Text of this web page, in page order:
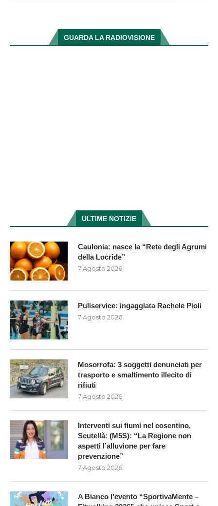
GUARDA LA RADIOVISIONE
ULTIME NOTIZIE
Caulonia: nasce la “Rete degli Agrumi
della Locride”
7 Agosto 2026
Puliservice: ingaggiata Rachele Pioli
7 Agosto 2026
Mosorrofa: 3 soggetti denunciati per
trasporto e smaltimento illecito di
rifiuti
7 Agosto 2026
Interventi sui fiumi nel cosentino,
Scutellà: (M5S): “La Regione non
aspetti l’alluvione per fare
prevenzione”
7 Agosto 2026
A Bianco l’evento “SportivaMente –